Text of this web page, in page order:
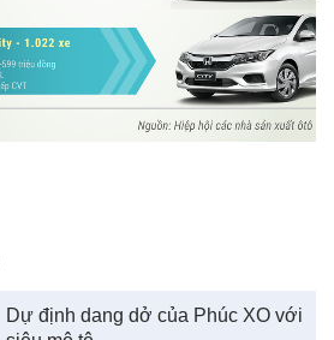
Dự định dang dở của Phúc XO với